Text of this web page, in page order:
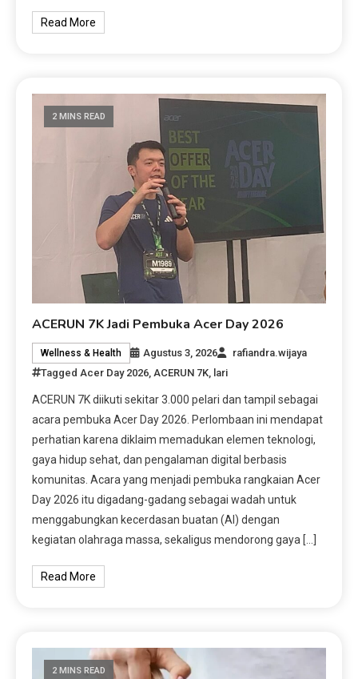
Read More
2 MINS READ
ACERUN 7K Jadi Pembuka Acer Day 2026
Wellness & Health Agustus 3, 2026
rafiandra.wijaya
Tagged Acer Day 2026 ACERUN 7K lari
ACERUN 7K diikuti sekitar 3.000 pelari dan tampil sebagai
acara pembuka Acer Day 2026. Perlombaan ini mendapat
perhatian karena diklaim memadukan elemen teknologi,
gaya hidup sehat, dan pengalaman digital berbasis
komunitas. Acara yang menjadi pembuka rangkaian Acer
Day 2026 itu digadang-gadang sebagai wadah untuk
menggabungkan kecerdasan buatan (AI) dengan
kegiatan olahraga massa, sekaligus mendorong gaya […]
Read More
2 MINS READ